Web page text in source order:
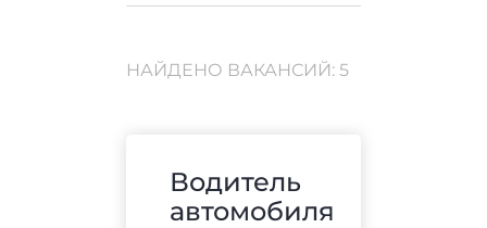
НАЙДЕНО ВАКАНСИЙ: 5
Водитель
автомобиля